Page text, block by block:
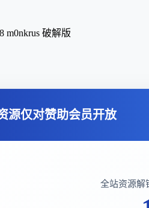
m0nkrus 破解版
源仅对赞助会员开放
全站资源解